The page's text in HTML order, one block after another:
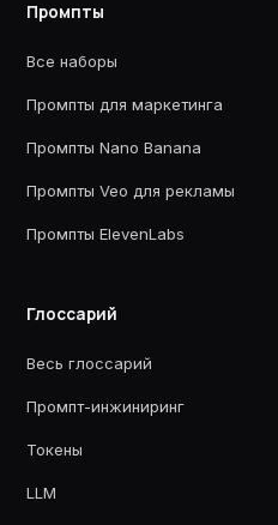
Промпты
Все наборы
Промпты для маркетинга
Промпты Nano Banana
Промпты Veo для рекламы
Промпты ElevenLabs
Глоссарий
Весь глоссарий
Промпт-инжиниринг
Токены
LLM